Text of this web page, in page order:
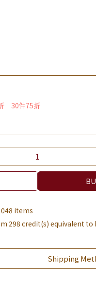
｜30件75折
items
298 credit(s) equivalent to
Shipping